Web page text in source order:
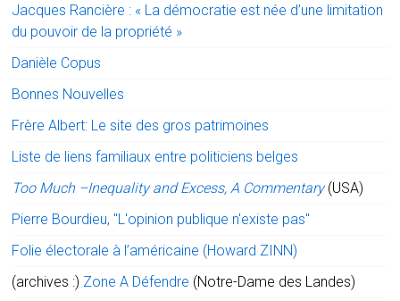
Jacques Rancière : « La démocratie est née d’une limitation
du pouvoir de la propriété »
Danièle Copus
Bonnes Nouvelles
Frère Albert: Le site des gros patrimoines
Liste de liens familiaux entre politiciens belges
Too Much –Inequality and Excess, A Commentary (USA)
Pierre Bourdieu, "L'opinion publique n'existe pas"
Folie électorale à l’américaine (Howard ZINN)
(archives :) Zone A Défendre (Notre-Dame des Landes)